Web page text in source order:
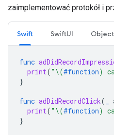
zaimplementować protokół i
Swift SwiftUI
func
print( " \(#function)
}
func adDidRecordClick(
print( " \(#function)
}